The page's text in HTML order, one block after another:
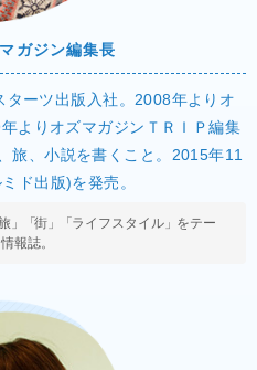
ガジン編集長
ーツ出版入社。2008年よりオ
よりオズマガジンＴＲＩＰ編集
旅、小説を書くこと。2015年11
ド出版)を発売。
」「街 」「 ライフスタイル 」 をテー
報誌。